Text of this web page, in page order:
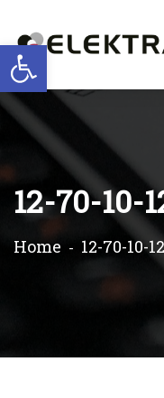
Otwórz pasek narzędzi
12-70-10-
Home 12-70-10-